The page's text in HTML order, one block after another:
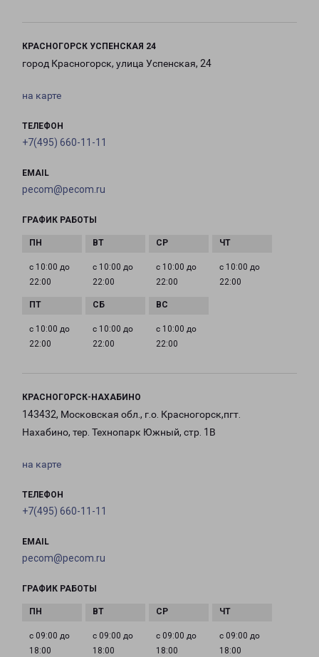
КРАСНОГОРСК УСПЕНСКАЯ 24
город Красногорск, улица Успенская, 24
на карте
ТЕЛЕФОН
+7(495) 660-11-11
EMAIL
pecom@pecom.ru
ГРАФИК РАБОТЫ
с 10:00 до
22:00
с 10:00 до
22:00
с 10:00 до
22:00
с 10:00 до
22:00
с 10:00 до
22:00
с 10:00 до
22:00
с 10:00 до
22:00
КРАСНОГОРСК-НАХАБИНО
143432, Московская обл., г.о. Красногорск,пгт.
Нахабино, тер. Технопарк Южный, стр. 1В
на карте
ТЕЛЕФОН
+7(495) 660-11-11
EMAIL
pecom@pecom.ru
ГРАФИК РАБОТЫ
с 09:00 до
18:00
с 09:00 до
18:00
с 09:00 до
18:00
с 09:00 до
18:00